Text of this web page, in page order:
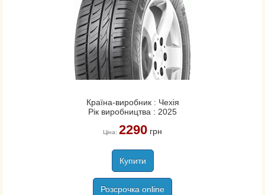
Країна-виробник : Чехія
Рік виробництва : 2025
Ціна: 2290грн
Купити
Розсрочка online